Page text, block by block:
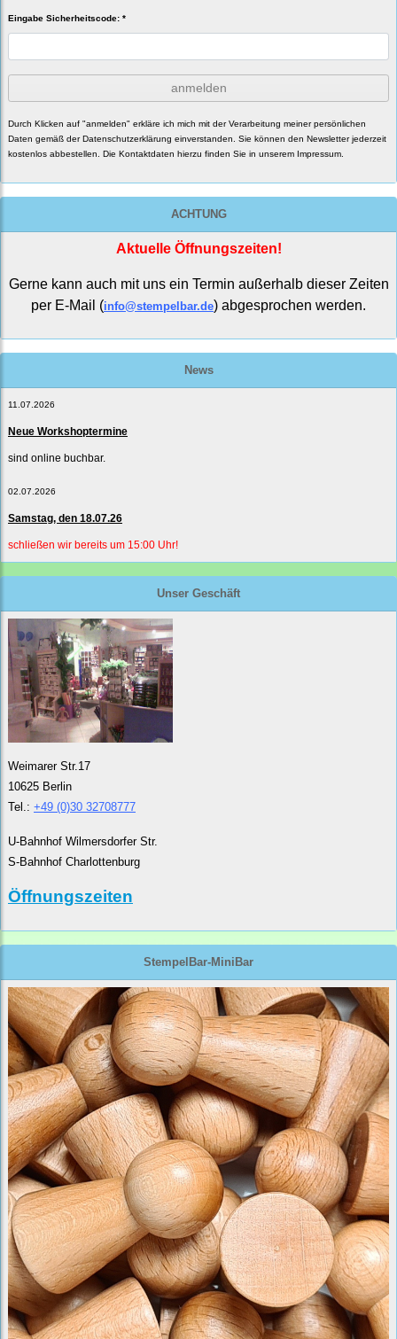
Eingabe Sicherheitscode: *
anmelden
Durch Klicken auf "anmelden" erkläre ich mich mit der Verarbeitung meiner persönlichen
Daten gemäß der Datenschutzerklärung einverstanden. Sie können den Newsletter jederzeit
kostenlos abbestellen. Die Kontaktdaten hierzu finden Sie in unserem Impressum.
ACHTUNG
Aktuelle Öffnungszeiten!
Gerne kann auch mit uns ein Termin außerhalb dieser Zeiten
per E-Mail (info@stempelbar.de) abgesprochen werden.
News
11.07.2026
Neue Workshoptermine
sind online buchbar.
02.07.2026
Samstag, den 18.07.26
schließen wir bereits um 15:00 Uhr!
Unser Geschäft
Weimarer Str.17
10625 Berlin
Tel.: +49 (0)30 32708777
U-Bahnhof Wilmersdorfer Str.
S-Bahnhof Charlottenburg
Öffnungszeiten
StempelBar-MiniBar